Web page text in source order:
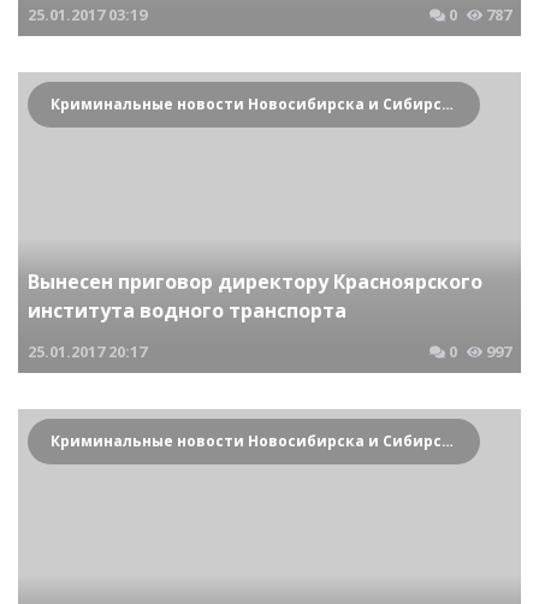
25.01.2017 03:19 0 787
Криминальные новости Новосибирска и Сибирского региона
Вынесен приговор директору Красноярского
института водного транспорта
25.01.2017 20:17 0 997
Криминальные новости Новосибирска и Сибирского региона